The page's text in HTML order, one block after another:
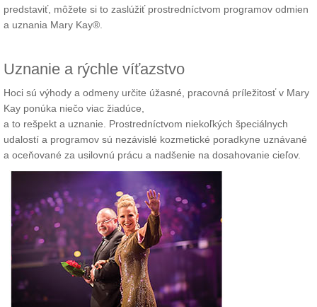
predstaviť, môžete si to zaslúžiť prostredníctvom programov odmien
a uznania Mary Kay®.
Uznanie a rýchle víťazstvo
Hoci sú výhody a odmeny určite úžasné, pracovná príležitosť v Mary
Kay ponúka niečo viac žiadúce,
a to rešpekt a uznanie. Prostredníctvom niekoľkých špeciálnych
udalostí a programov sú nezávislé kozmetické poradkyne uznávané
a oceňované za usilovnú prácu a nadšenie na dosahovanie cieľov.